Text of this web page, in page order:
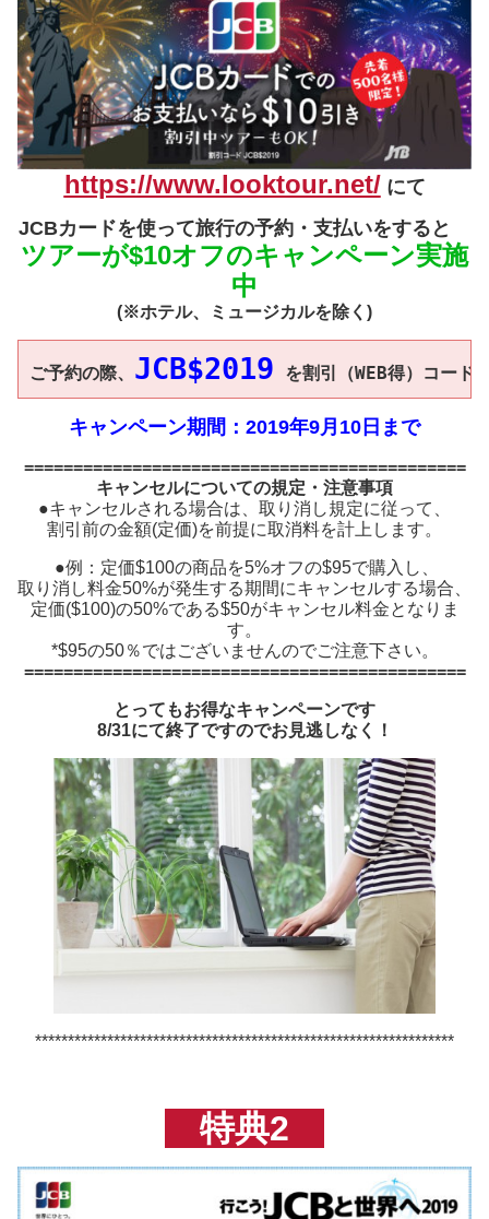
https://www.looktour.net/ にて
JCBカードを使って旅行の予約・支払いをすると
ツアーが$10オフのキャンペーン実施
中
(※ホテル、ミュージカルを除く)
ご予約の際、 JCB$2019 を割引（WEB得）コード
キャンペーン期間：2019年9月10日まで
=============================================
キャンセルについての規定・注意事項
●キャンセルされる場合は、取り消し規定に従って、
割引前の金額(定価)を前提に取消料を計上します。
●例：定価$100の商品を5%オフの$95で購入し、
取り消し料金50%が発生する期間にキャンセルする場合、
定価($100)の50%である$50がキャンセル料金となりま
す。
*$95の50％ではございませんのでご注意下さい。
=============================================
とってもお得なキャンペーンです
8/31にて終了ですのでお見逃しなく！
****************************************************************
特典2